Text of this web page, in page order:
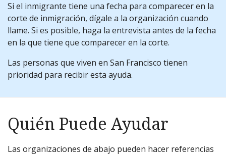
Si el inmigrante tiene una fecha para comparecer en la
corte de inmigración, dígale a la organización cuando
llame. Si es posible, haga la entrevista antes de la fecha
en la que tiene que comparecer en la corte.
Las personas que viven en San Francisco tienen
prioridad para recibir esta ayuda.
Quién Puede Ayudar
Las organizaciones de abajo pueden hacer referencias